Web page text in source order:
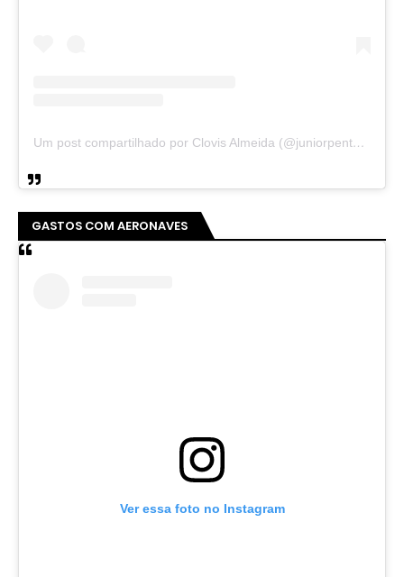
Um post compartilhado por Clovis Almeida (@juniorpentecoste01)
GASTOS COM AERONAVES
Ver essa foto no Instagram